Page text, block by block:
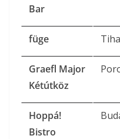
Bar
füge
Graefl Major
Kétútköz
Hoppá!
Bistro